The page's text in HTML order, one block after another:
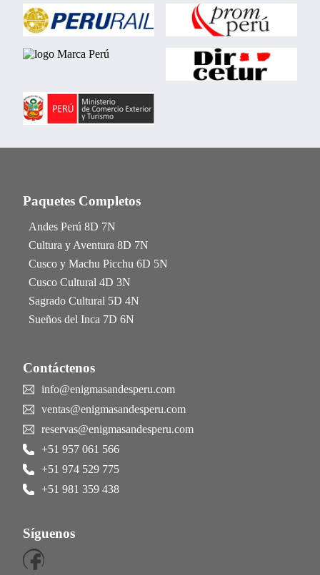
Paquetes Completos
Andes Perú 8D 7N
Cultura y Aventura 8D 7N
Cusco y Machu Picchu 6D 5N
Cusco Cultural 4D 3N
Sagrado Cultural 5D 4N
Sueños del Inca 7D 6N
Contáctenos
info@enigmasandesperu.com
ventas@enigmasandesperu.com
reservas@enigmasandesperu.com
+51 957 061 566
+51 974 529 775
+51 981 359 438
Síguenos